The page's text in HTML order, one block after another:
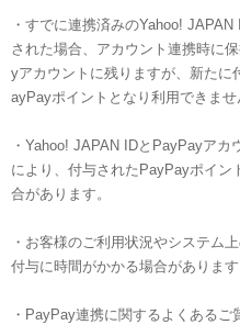
・すでに連携済みのYahoo!
された場合、アカウント連携時に
yアカウントに残りますが、新た
ayPayポイントとなり利用できませ
・Yahoo! JAPAN IDとPayPayア
により、付与されたPayPayポイン
合があります。
・お客様のご利用状況やシステム
付与に時間がかかる場合があります
・PayPay連携に関するよくあるご